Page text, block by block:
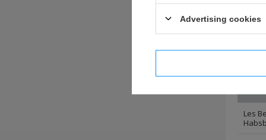
Les
Advertising cookies